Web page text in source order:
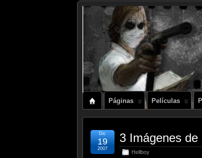
Páginas Películas
3 Imágenes
Hellboy
Dic
19
2007